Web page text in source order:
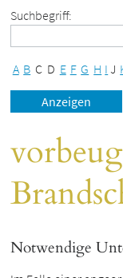
Suchbegriff:
A B C D E F G H I J
Notwendige